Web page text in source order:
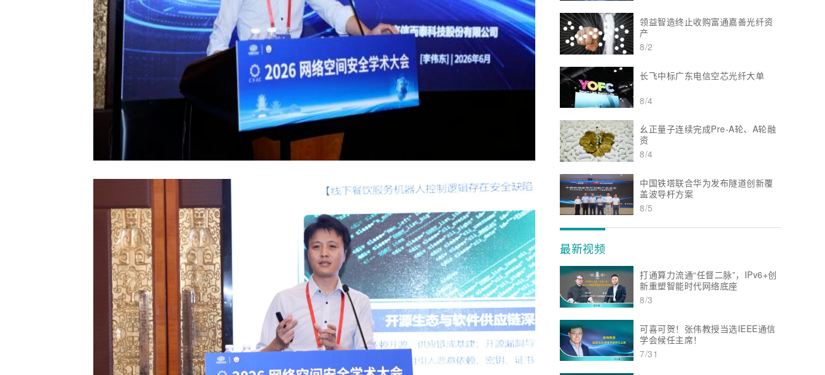
领益智造终止收购富通嘉善光纤资
产
8/2
长飞中标广东电信空芯光纤大单
8/4
幺正量子连续完成Pre-A轮、A轮融
资
8/4
中国铁塔联合华为发布隧道创新覆
盖波导杆方案
8/5
最新视频
打通算力流通“任督二脉”，IPv6+创
新重塑智能时代网络底座
8/3
可喜可贺！张伟教授当选IEEE通信
学会候任主席！
7/31